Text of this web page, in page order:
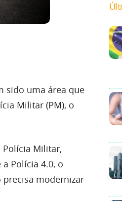
sido uma área que
Militar (PM), o
Militar,
Polícia 4.0, o
precisa modernizar